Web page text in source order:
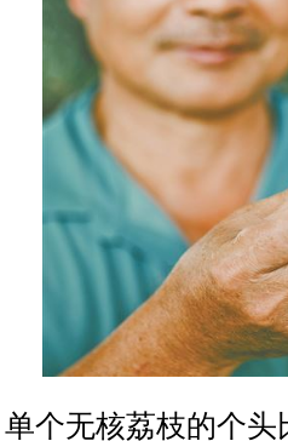
单个无核荔枝的个